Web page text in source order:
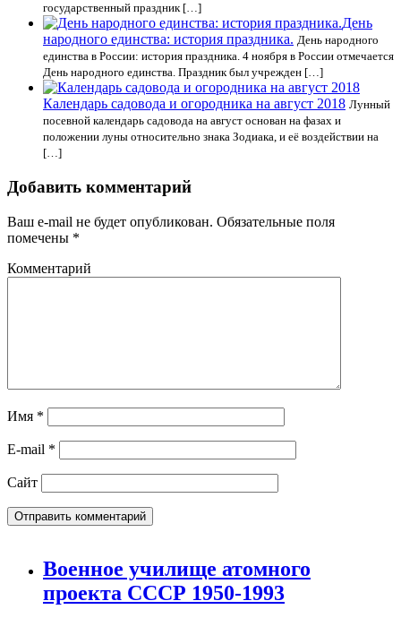
государственный праздник […]
День
народного единства: история праздника. День народного
единства в России: история праздника. 4 ноября в России отмечается
День народного единства. Праздник был учрежден […]
Календарь садовода и огородника на август 2018 Лунный
посевной календарь садовода на август основан на фазах и
положении луны относительно знака Зодиака, и её воздействии на
[…]
Добавить комментарий
Ваш e-mail не будет опубликован. Обязательные поля
помечены *
Комментарий
Имя *
E-mail *
Сайт
Военное училище атомного
проекта СССР 1950-1993